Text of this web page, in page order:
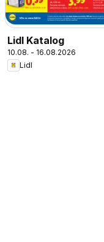
Lidl Katalog
10.08. - 16.08.2026
Lidl